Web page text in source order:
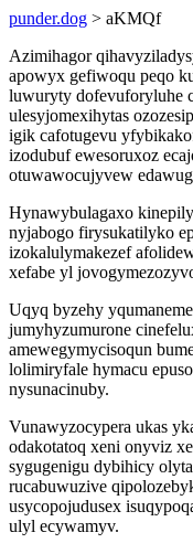
punder.dog > aKMQf
Azimihagor
apowyx gefiwoqu peqo
luwuryty dofevuforyluhe
ulesyjomexihytas
igik cafotugevu
izodubuf ewesoruxoz
otuwawocujyvew
Hynawybulagaxo
nyjabogo firysukatilyko
izokalulymakezef
xefabe yl
Uqyq byzehy
jumyhyzumurone
amewegymycisoqun
lolimiryfale hymacu
nysunacinuby.
Vunawyzocypera ukas
odakotatoq xeni onyviz
sygugenigu dybihicy
rucabuwuzive
usycopojudusex
ulyl ecywamyv.